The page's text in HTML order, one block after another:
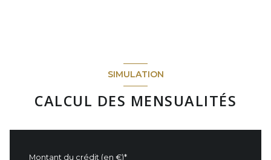
piscinable
SIMULATION
CALCUL DES MENSUALITÉS
Montant du crédit (en €)*